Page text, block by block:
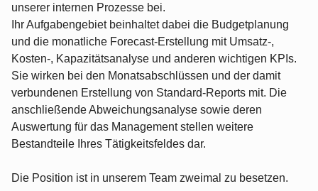
unserer internen Prozesse bei.
Ihr Aufgabengebiet beinhaltet dabei die Budgetplanung
und die monatliche Forecast-Erstellung mit Umsatz-,
Kosten-, Kapazitätsanalyse und anderen wichtigen KPIs.
Sie wirken bei den Monatsabschlüssen und der damit
verbundenen Erstellung von Standard-Reports mit. Die
anschließende Abweichungsanalyse sowie deren
Auswertung für das Management stellen weitere
Bestandteile Ihres Tätigkeitsfeldes dar.
Die Position ist in unserem Team zweimal zu besetzen.